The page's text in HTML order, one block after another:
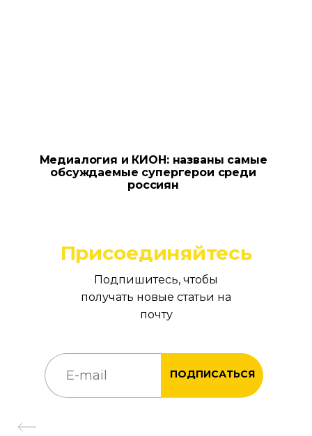
Медиалогия и КИОН: названы самые
обсуждаемые супергерои среди
россиян
Присоединяйтесь
Подпишитесь, чтобы
получать новые статьи на
почту
ПОДПИСАТЬСЯ